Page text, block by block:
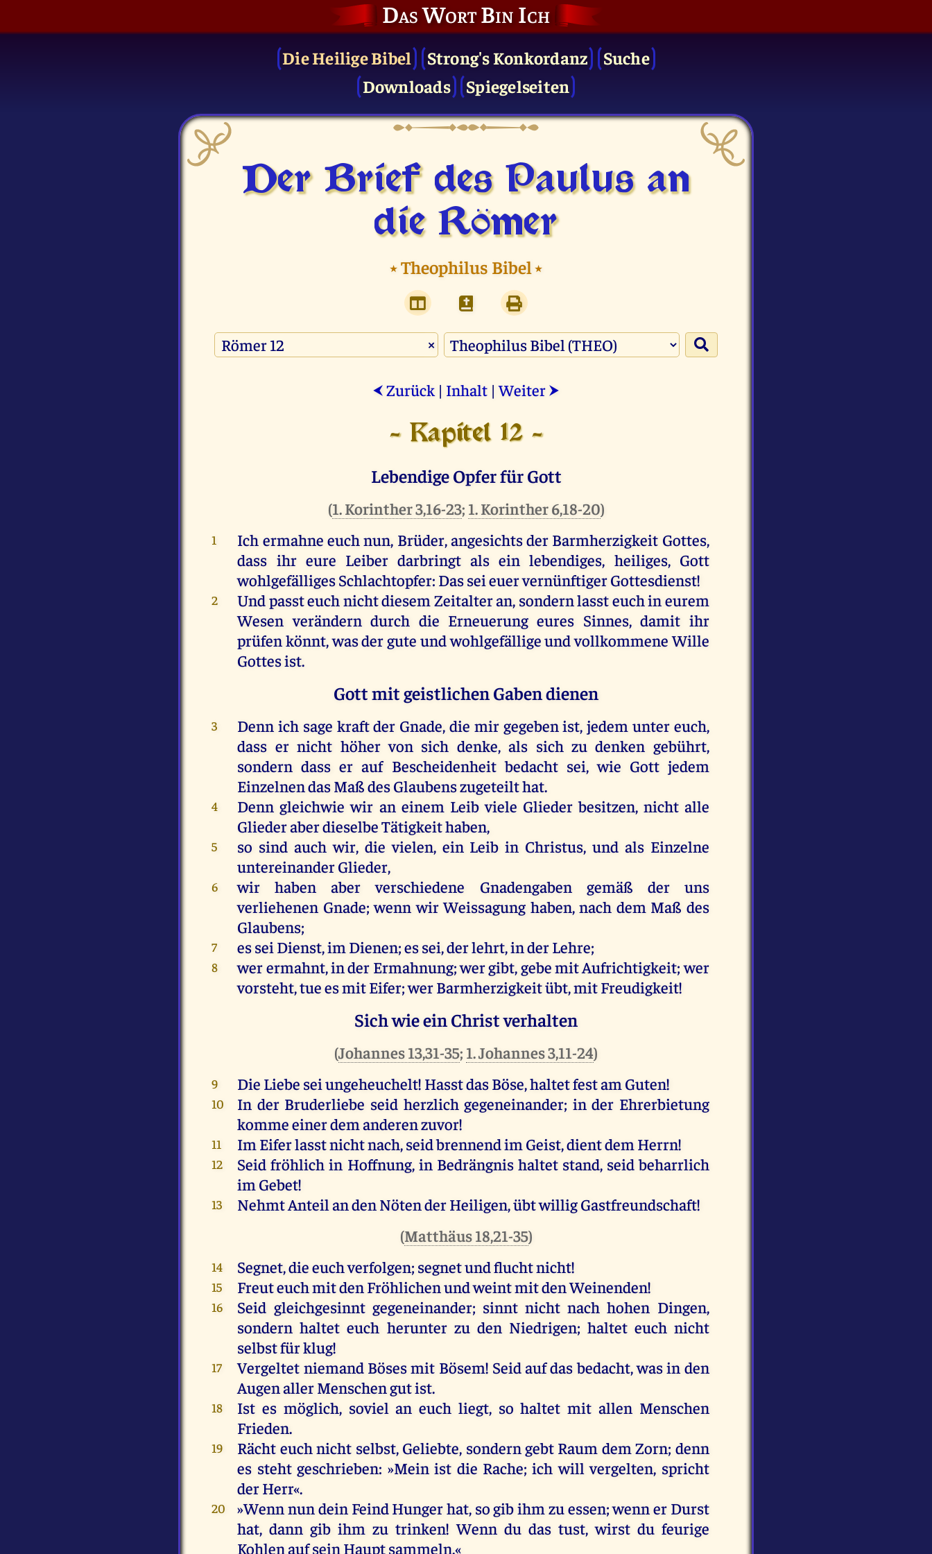
Das Wort Bin Ich
Die Heilige Bibel Strong's Konkordanz
Suche
Downloads
Spiegelseiten
Der Brief des Paulus an
die Römer
⭑Theophilus Bibel⭑
×
⮜ Zurück | Inhalt |Weiter ⮞
- Kapitel 12 -
Lebendige Opfer für Gott
(1. Korinther 3,16-23; 1. Korinther 6,18-20)
1 Ich ermahne euch nun, Brüder,angesichtsder Barmherzigkeit Gottes,
dass ihr eure Leiberdarbringtals ein lebendiges, heiliges, Gott
wohlgefälliges Schlachtopfer: Dassei euervernünftigerGottesdienst!
2 Und passteuch nichtdiesem Zeitalteran, sondernlassteuchin eurem
Wesen veränderndurch die Erneuerung eures Sinnes,damit ihr
prüfen könnt,wasdergute undwohlgefälligeund vollkommeneWille
Gottesist.
Gott mit geistlichen Gaben dienen
3 Denn ich sage kraftder Gnade, die mir gegeben ist,jedem unter euch,
dass er nicht höher von sich denke,als sich zu denken gebührt,
sondern dasser aufBescheidenheit bedacht sei,wie Gott jedem
EinzelnendasMaßdesGlaubenszugeteilthat.
4 Denn gleichwie wir an einem Leib viele Glieder besitzen, nicht alle
GliederaberdieselbeTätigkeithaben,
5 so sind auch wir, die vielen, ein Leib in Christus, und alsEinzelne
untereinanderGlieder,
6 wir haben aber verschiedene Gnadengaben gemäß der
uns
verliehenen Gnade;wenn wir Weissagung haben,nach dem Maß des
Glaubens;
7 essei Dienst,im Dienen;essei,derlehrt,inderLehre;
8 werermahnt,inder Ermahnung;wergibt,gebemitAufrichtigkeit;wer
vorsteht,tueesmitEifer;werBarmherzigkeitübt,mitFreudigkeit!
Sich wie ein Christ verhalten
(Johannes 13,31-35; 1. Johannes 3,11-24)
9 Die Liebe sei ungeheuchelt! HasstdasBöse,haltetfestam Guten!
10 In der Bruderliebe seid herzlich gegeneinander; in der Ehrerbietung
kommeeinerdem anderenzuvor!
11 Im Eiferlasstnichtnach,seidbrennendim Geist,dientdem Herrn!
12 Seid fröhlich in Hoffnung, in Bedrängnis haltet stand, seid beharrlich
im Gebet!
13 NehmtAnteilanden NötenderHeiligen,übtwilligGastfreundschaft!
(Matthäus 18,21-35)
14 Segnet,dieeuchverfolgen; segnetundfluchtnicht!
15 Freuteuchmitden FröhlichenundweintmitdenWeinenden!
16 Seid gleichgesinnt gegeneinander; sinntnicht nach hohen Dingen,
sondern haltet euch herunter zu den Niedrigen; haltet euch nicht
selbstfürklug!
17 Vergeltet niemand Bösesmit Bösem! Seid aufdasbedacht,wasin den
AugenallerMenschengutist.
18 Ist es möglich, soviel an euch liegt, so haltet mit allen Menschen
Frieden.
19 Rächt euch nicht selbst, Geliebte, sondern gebt Raum dem Zorn; denn
es steht geschrieben: »Mein ist die Rache;ich will vergelten, spricht
derHerr«.
20 »Wenn nun dein Feind Hungerhat, sogibihm zu essen;wenn er Durst
hat,dann gib ihm zu trinken!Wenn du das tust,wirst du feurige
Kohlenaufsein Hauptsammeln.«